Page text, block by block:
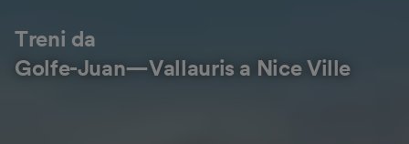
Treni da
Golfe-Juan—Vallauris a Nice Ville